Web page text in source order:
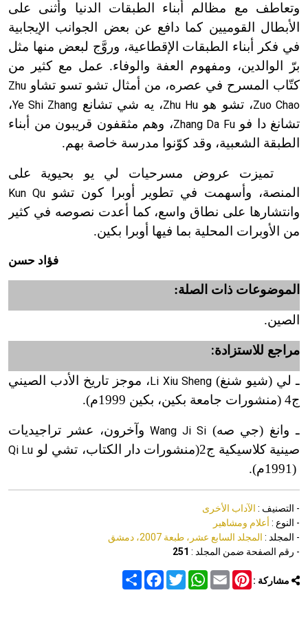
وتعاطف مع مظالم أبناء الطبقات الدنيا وأثنى على
الأبطال القوميين كما دافع عن بعض الجوانب الإيجابية
في فكر أبناء الطبقات الإقطاعية، وروَّج لبعض منها مثل
برّ الوالدين، ومفهوم العفة والوفاء. عمل مع كثير من
كتّاب المسرح في عصره، من أمثال تشو تسو تشاو Zhu
Zuo Chao، تشو هو Zhu Hu، يه شي تشانع Ye Shi Zhang،
تشانغ دا فوZhang Da Fu، وهم مثقفون قريبون من أبناء
الطبقة الشعبية، وقد كوّنوا مدرسة خاصة بهم.
تميزت عروض مسرحيات لي يو بحيوية على
المنصة، وأسهمت في تطوير أوبرا كون تشو Kun Qu
وانتشارها على نطاق واسع، كما أعدت نصوصه في كثير
من الأوبرات المحلية بما فيها أوبرا بكين.
فؤاد حسن
الموضوعات ذات الصلة:
الصين.
مراجع للاستزادة:
ـ لي (شيو شنغ)Li Xiu Sheng ، موجز تاريخ الأدب الصيني
ج4 (منشورات جامعة بكين، بكين 1999م).
ـ وانغ (جي صه)Wang Ji Siوآخرون، عشر تراجيديات
صينية كلاسيكية ج2(منشورات دار الكتاب، تشي لو
Qi Lu
(1991 م).
- التصنيف : الآداب الأخرى
- النوع : أعلام ومشاهير
- المجلد : المجلد السابع عشر، طبعة 2007، دمشق
- رقم الصفحة ضمن المجلد : 251
مشاركة : Share
FacebookTwitter
WhatsAppEmail
Pinterest